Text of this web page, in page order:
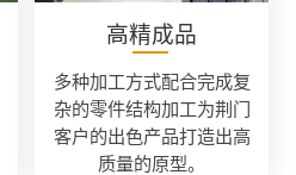
高精成品
多种加工方式配合完成复
杂的零件结构加工为荆门
客户的出色产品打造出高
质量的原型。